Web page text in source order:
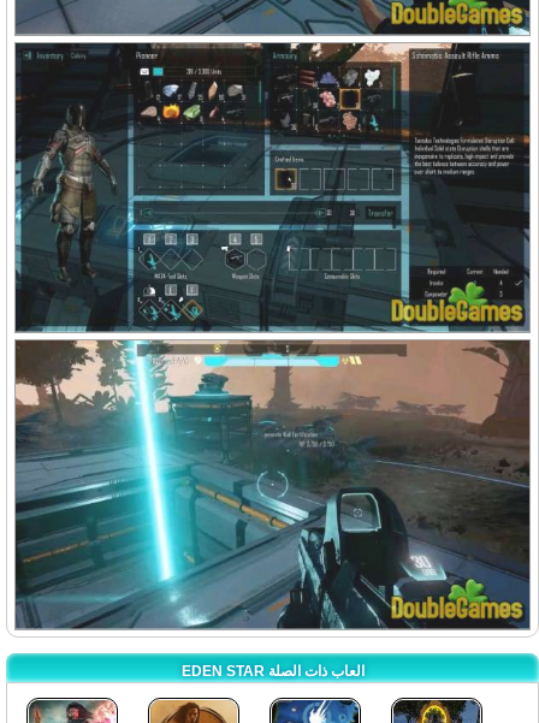
EDEN STAR العاب ذات الصلة